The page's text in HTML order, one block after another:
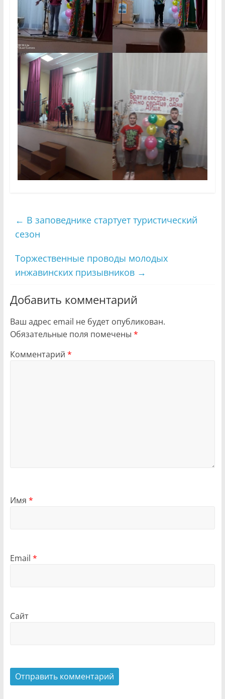
← В заповеднике стартует туристический
сезон
Торжественные проводы молодых
инжавинских призывников →
Добавить комментарий
Ваш адрес email не будет опубликован.
Обязательные поля помечены *
Комментарий *
Имя *
Email *
Сайт